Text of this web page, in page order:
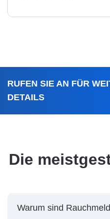
RUFEN SIE AN FÜR
DETAILS
Die
Warum sind